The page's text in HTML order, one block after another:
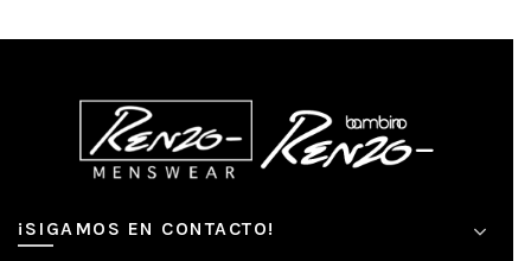
¡SIGAMOS EN CONTACTO!